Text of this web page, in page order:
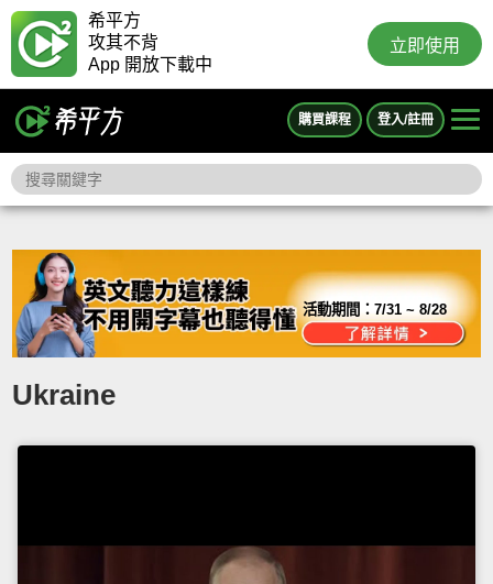
希平方
攻其不背
App 開放下載中
立即使用
購買課程 登入/註冊
活動期間：7/31 ~ 8/28
Ukraine